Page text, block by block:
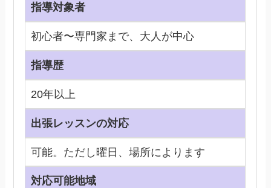
指導対象者
初心者〜専門家まで、大人が中心
指導歴
20年以上
出張レッスンの対応
可能。ただし曜日、場所によります
対応可能地域